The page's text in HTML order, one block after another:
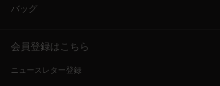
バッグ
会員登録はこちら
ニュースレター登録